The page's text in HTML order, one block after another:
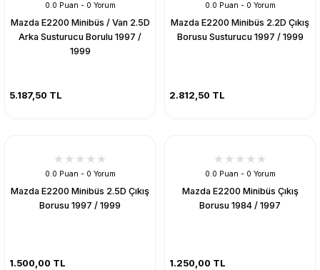
0.0 Puan - 0 Yorum
Mazda E2200 Minibüs / Van 2.5D
Arka Susturucu Borulu 1997 /
1999
5.187,50 TL
0.0 Puan - 0 Yorum
Mazda E2200 Minibüs 2.2D Çıkış
Borusu Susturucu 1997 / 1999
2.812,50 TL
0.0 Puan - 0 Yorum
Mazda E2200 Minibüs 2.5D Çıkış
Borusu 1997 / 1999
1.500,00 TL
0.0 Puan - 0 Yorum
Mazda E2200 Minibüs Çıkış
Borusu 1984 / 1997
1.250,00 TL